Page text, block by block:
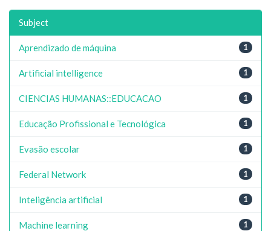
Subject
1
Aprendizado de máquina
1
Artificial intelligence
1
CIENCIAS HUMANAS::EDUCACAO
1
Educação Profissional e Tecnológica
1
Evasão escolar
1
Federal Network
1
Inteligência artificial
1
Machine learning